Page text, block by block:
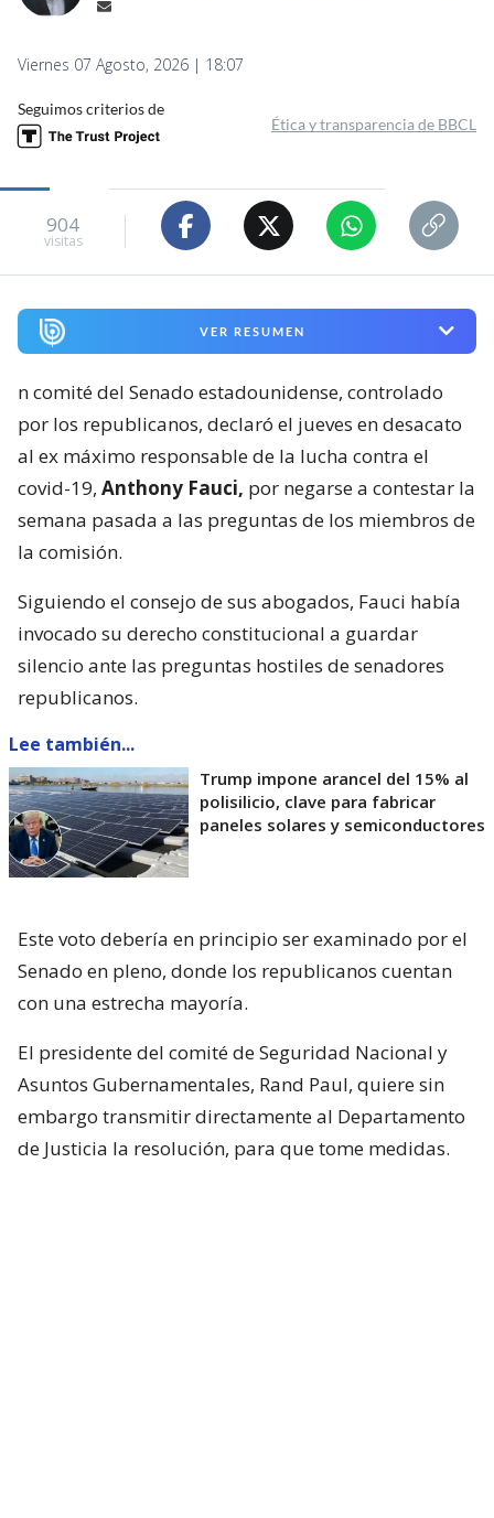
Viernes 07 Agosto, 2026 | 18:07
Seguimos criterios de
Ética y transparencia de BBCL
904
visitas
VER RESUMEN
n comité del Senado estadounidense, controlado
por los republicanos, declaró el jueves en desacato
al ex máximo responsable de la lucha contra el
covid-19, Anthony Fauci, por negarse a contestar la
semana pasada a las preguntas de los miembros de
la comisión.
Siguiendo el consejo de sus abogados, Fauci había
invocado su derecho constitucional a guardar
silencio ante las preguntas hostiles de senadores
republicanos.
Lee también...
Trump impone arancel del 15% al
polisilicio, clave para fabricar
paneles solares y semiconductores
Este voto debería en principio ser examinado por el
Senado en pleno, donde los republicanos cuentan
con una estrecha mayoría.
El presidente del comité de Seguridad Nacional y
Asuntos Gubernamentales, Rand Paul, quiere sin
embargo transmitir directamente al Departamento
de Justicia la resolución, para que tome medidas.